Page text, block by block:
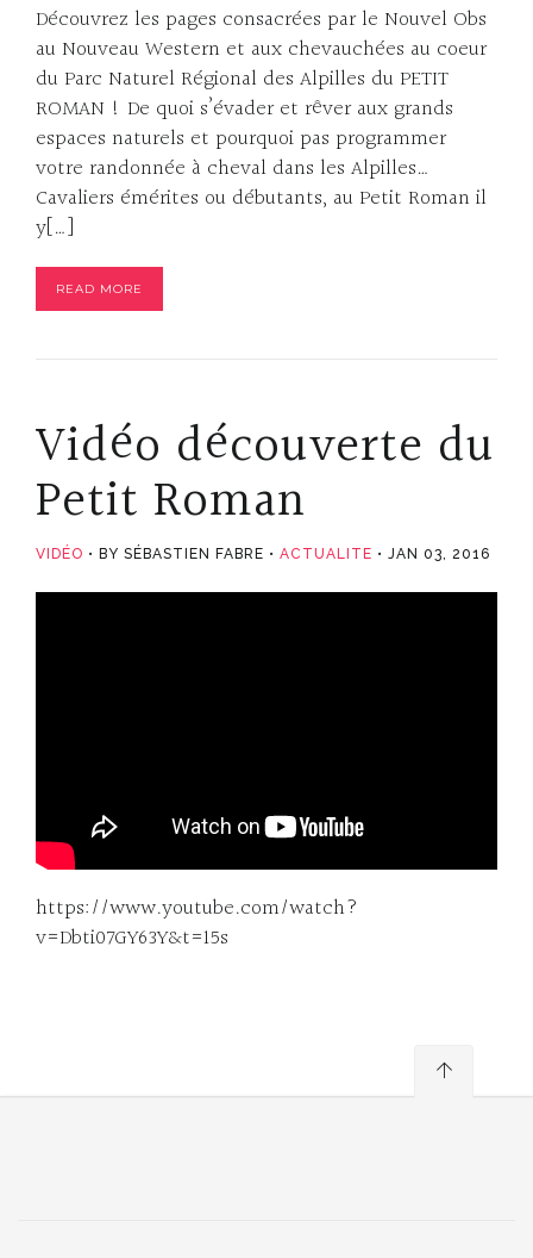
Découvrez les pages consacrées par le Nouvel Obs
au Nouveau Western et aux chevauchées au coeur
du Parc Naturel Régional des Alpilles du PETIT
ROMAN ! De quoi s’évader et rêver aux grands
espaces naturels et pourquoi pas programmer
votre randonnée à cheval dans les Alpilles…
Cavaliers émérites ou débutants, au Petit Roman il
y[…]
READ MORE
Vidéo découverte du
Petit Roman
VIDÉO BY SÉBASTIEN FABRE ACTUALITE JAN 03, 2016
https://www.youtube.com/watch?
v=Dbti07GY63Y&t=15s